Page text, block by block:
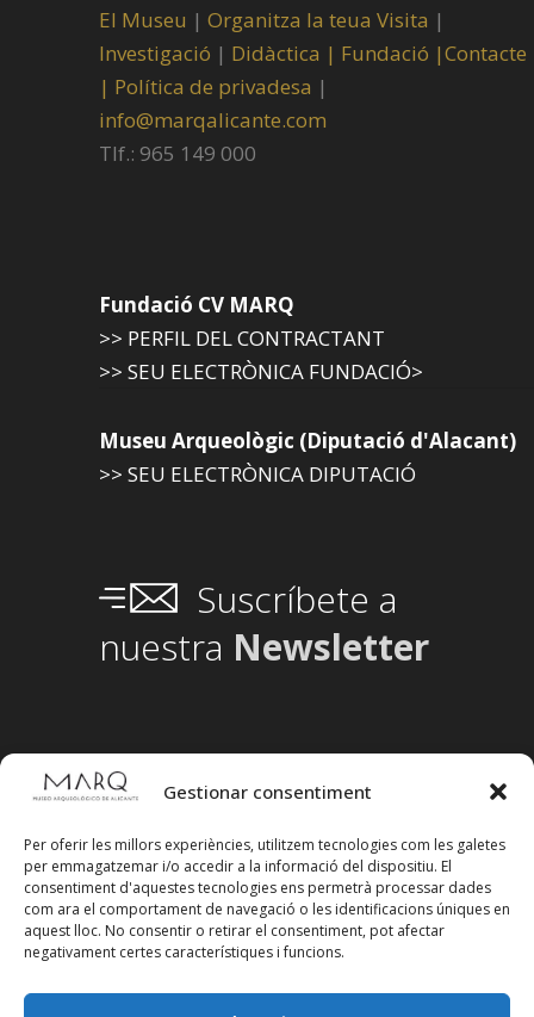
Gestionar consentiment
Per oferir les millors experiències, utilitzem tecnologies com les galetes
per emmagatzemar i/o accedir a la informació del dispositiu. El
consentiment d'aquestes tecnologies ens permetrà processar dades
com ara el comportament de navegació o les identificacions úniques en
aquest lloc. No consentir o retirar el consentiment, pot afectar
negativament certes característiques i funcions.
El Museu | Organitza la teua Visita |
Investigació | Didàctica | Fundació |Contacte
| Política de privadesa |
info@marqalicante.com
Tlf.: 965 149 000
Fundació CV MARQ
>> PERFIL DEL CONTRACTANT
>> SEU ELECTRÒNICA FUNDACIÓ>
Museu Arqueològic (Diputació d'Alacant)
>> SEU ELECTRÒNICA DIPUTACIÓ
Suscríbete a
nuestra Newsletter